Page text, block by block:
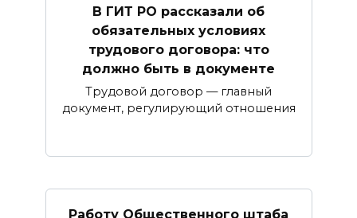
В ГИТ РО рассказали об
обязательных условиях
трудового договора: что
должно быть в документе
Трудовой договор — главный
документ, регулирующий отношения
Работу Общественного штаба